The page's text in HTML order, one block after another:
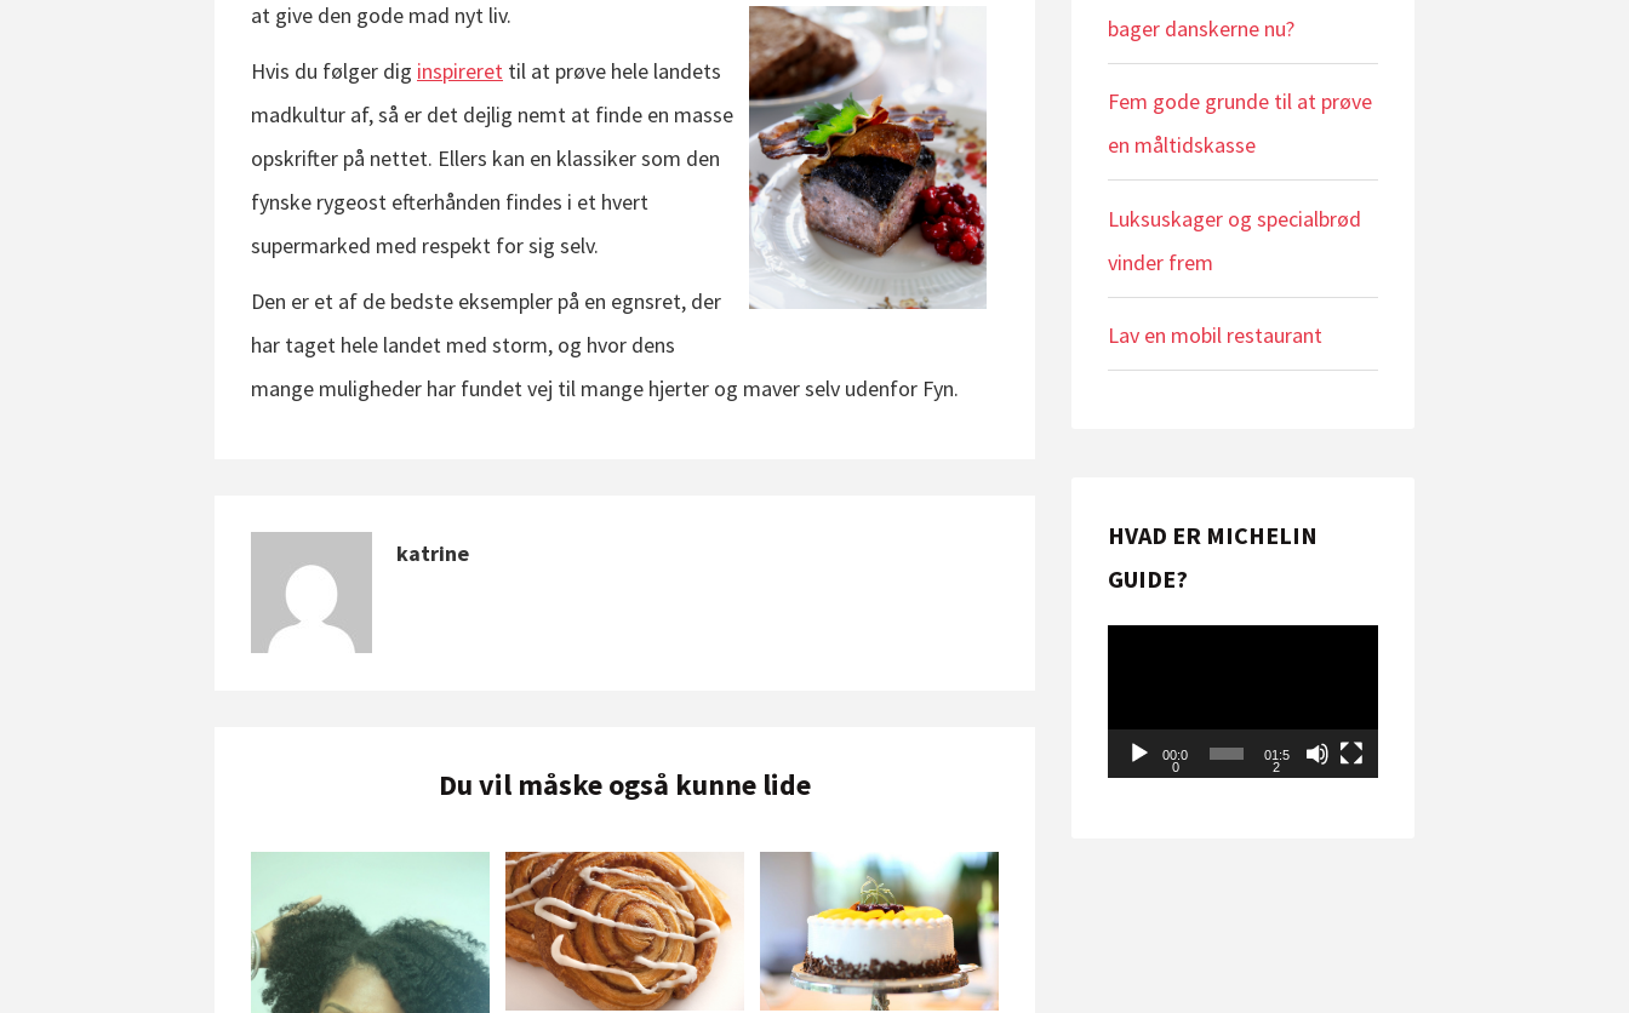
at give den gode mad nyt liv.
Hvis du følger dig inspireret til at prøve hele landets
madkultur af, så er det dejlig nemt at finde en masse
opskrifter på nettet. Ellers kan en klassiker som den
fynske rygeost efterhånden findes i et hvert
supermarked med respekt for sig selv.
Den er et af de bedste eksempler på en egnsret, der
har taget hele landet med storm, og hvor dens
mange muligheder har fundet vej til mange hjerter og maver selv udenfor Fyn.
katrine
Du vil måske også kunne lide
bager danskerne nu?
Fem gode grunde til at prøve
en måltidskasse
Luksuskager og specialbrød
vinder frem
Lav en mobil restaurant
HVAD ER MICHELIN
GUIDE?
00:0
0
01:5
2